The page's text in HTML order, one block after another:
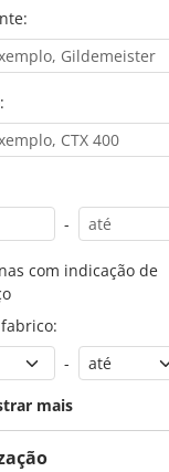
-
com indicação de
-
mais